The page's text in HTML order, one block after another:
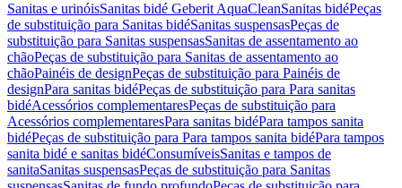
Sanitas e urinóisSanitas bidé Geberit AquaCleanSanitas bidéPeças
de substituição para Sanitas bidéSanitas suspensasPeças de
substituição para Sanitas suspensasSanitas de assentamento ao
chãoPeças de substituição para Sanitas de assentamento ao
chãoPainéis de designPeças de substituição para Painéis de
designPara sanitas bidéPeças de substituição para Para sanitas
bidéAcessórios complementaresPeças de substituição para
Acessórios complementaresPara sanitas bidéPara tampos sanita
bidéPeças de substituição para Para tampos sanita bidéPara tampos
sanita bidé e sanitas bidéConsumíveisSanitas e tampos de
sanitaSanitas suspensasPeças de substituição para Sanitas